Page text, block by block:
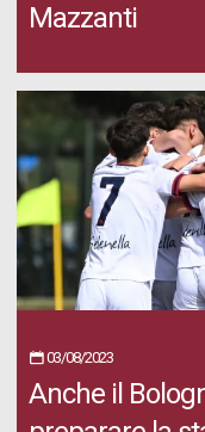
Mazzanti
03/08/2023
Anche il